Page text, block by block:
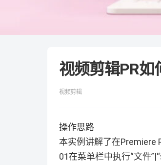
视频剪辑PR如
视频剪辑
操作思路
本实例讲解了在Premiere
01在菜单栏中执行“文件